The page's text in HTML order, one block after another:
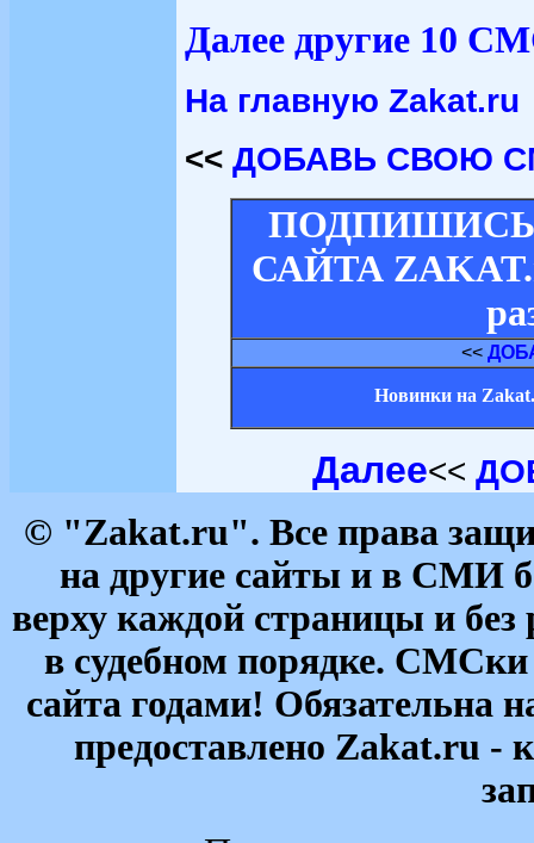
Далее другие 10
На главную Zakat.ru
<< ДОБАВЬ СВОЮ
САЙТА
<<
Новинки на
Далее<<
© "Zakat.ru". Все права
на другие сайты и в СМИ
верху каждой страницы и без
в судебном порядке. СМСки
сайта годами! Обязательна
предоставлено Zakat.ru -